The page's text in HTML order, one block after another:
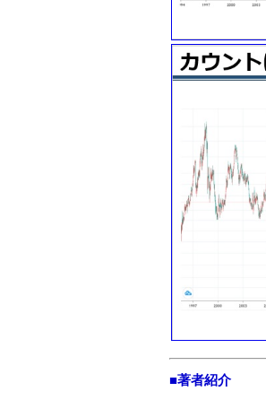
■著者紹介